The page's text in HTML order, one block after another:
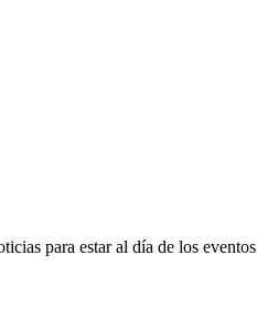
para estar al día de los eventos